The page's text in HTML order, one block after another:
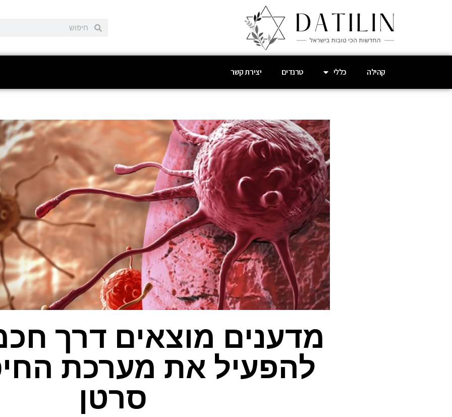
קהילה כללי טרנדים יצירת קשר
מדענים מוצאים דרך
להפעיל את מערכת
סרטן